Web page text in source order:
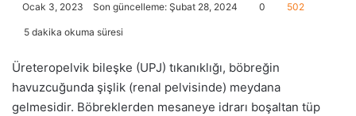
Ocak 3, 2023 Son güncelleme: Şubat 28, 2024 0 502
5 dakika okuma süresi
Üreteropelvik bileşke (UPJ) tıkanıklığı, böbreğin
havuzcuğunda şişlik (renal pelvisinde) meydana
gelmesidir. Böbreklerden mesaneye idrarı boşaltan tüp